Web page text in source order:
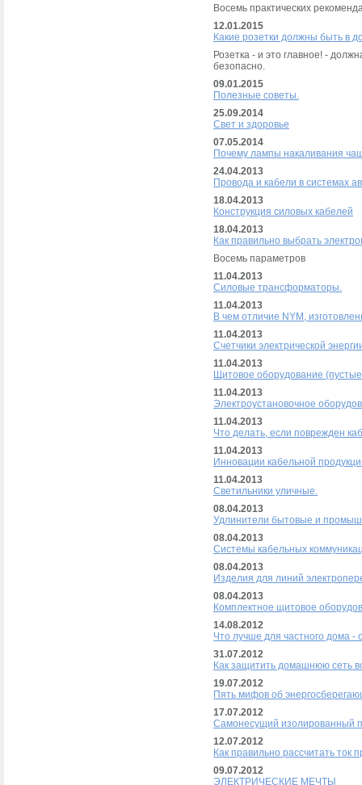
Восемь практических
12.01.2015
Какие розетки должны быть в
Розетка - и это главное! -
безопасно.
09.01.2015
Полезные советы.
25.09.2014
Свет и здоровье
07.05.2014
Почему лампы накаливания
24.04.2013
Провода и кабели в системах
18.04.2013
Конструкция силовых кабелей
18.04.2013
Как правильно выбрать
Восемь параметров
11.04.2013
Силовые трансформаторы.
11.04.2013
В чем отличие NYM,
11.04.2013
Счетчики электрической
11.04.2013
Щитовое оборудование
11.04.2013
Электроустановочное
11.04.2013
Что делать, если поврежден
11.04.2013
Инновации кабельной
11.04.2013
Светильники уличные.
08.04.2013
Удлинители бытовые и
08.04.2013
Системы кабельных
08.04.2013
Изделия для линий
08.04.2013
Комплектное щитовое
14.08.2012
Что лучше для частного дома
31.07.2012
Как защитить домашнюю сеть
19.07.2012
Пять мифов об
17.07.2012
Самонесущий изолированный
12.07.2012
Как правильно рассчитать ток
09.07.2012
ЭЛЕКТРИЧЕСКИЕ МЕЧТЫ